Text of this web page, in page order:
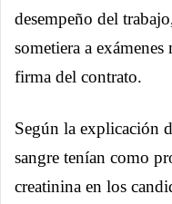
desempeño del
sometiera a
firma del contrato.
Según la explicación
sangre tenían como
creatinina en los